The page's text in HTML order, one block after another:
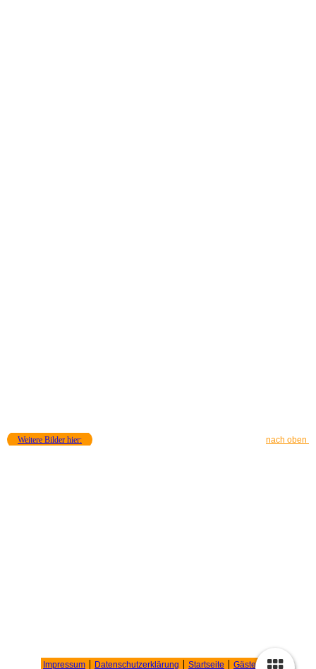
Weitere Bilder hier: nach oben
Impressum Datenschutzerklärung Startseite Gästebuch